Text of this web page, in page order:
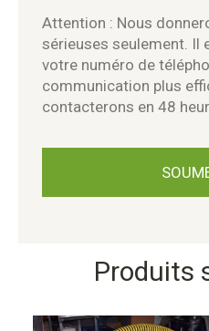
Attention : Nous
sérieuses seulement. Il
votre numéro de
communication plus
contacterons en 48
Produits